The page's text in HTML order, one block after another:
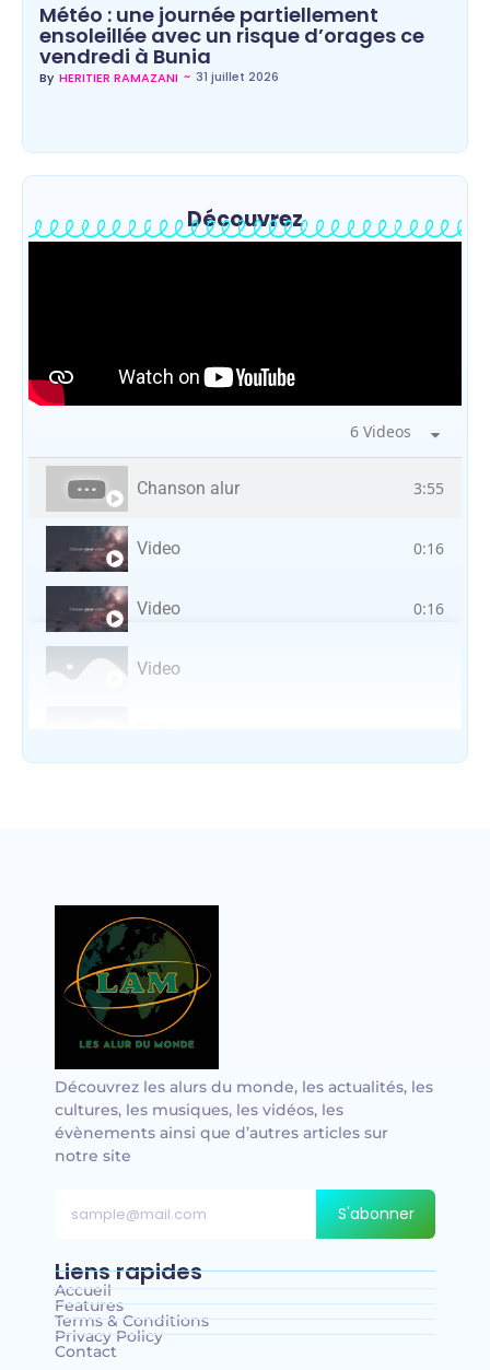
Météo : une journée partiellement
ensoleillée avec un risque d’orages ce
vendredi à Bunia
By HERITIER RAMAZANI ~ 31 juillet 2026
Découvrez
6 Videos
Chanson alur 3:55
Video 0:16
Video 0:16
Video
Découvrez les alurs du monde, les actualités, les
cultures, les musiques, les vidéos, les
évènements ainsi que d’autres articles sur
notre site
S'abonner
Liens rapides
Accueil
Features
Terms & Conditions
Privacy Policy
Contact